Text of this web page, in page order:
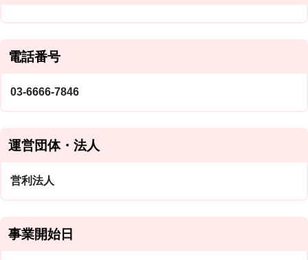
電話番号
03-6666-7846
運営団体・法人
営利法人
事業開始日